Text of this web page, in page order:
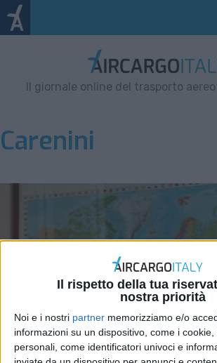
Il rispetto della tua
nostra priorità
Noi e i nostri partner memorizziamo e/o
informazioni su un dispositivo, come i
personali, come identificatori univoci e
Il giornale online del trasporto
Carenini